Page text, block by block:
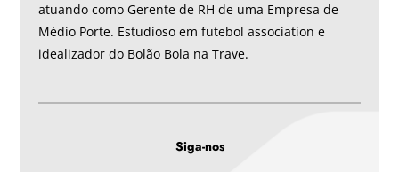
atuando como Gerente de RH de uma Empresa de
Médio Porte. Estudioso em futebol association e
idealizador do Bolão Bola na Trave.
Siga-nos